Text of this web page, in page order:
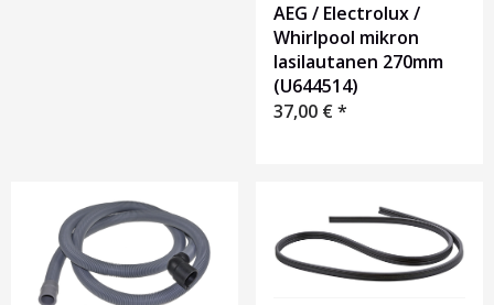
AEG / Electrolux /
Whirlpool mikron
lasilautanen 270mm
(U644514)
37,00 €*